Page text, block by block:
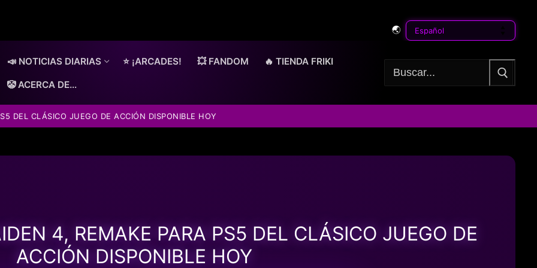
🌏
📣 NOTICIAS DIARIAS ⭐ ¡ARCADES! 💥 FANDOM 🔥 TIENDA FRIKI
🤡 ACERCA DE…
Buscar:
DEL CLÁSICO JUEGO DE ACCIÓN DISPONIBLE HOY
4, REMAKE PARA PS5 DEL CLÁSICO JUEGO DE
ACCIÓN DISPONIBLE HOY